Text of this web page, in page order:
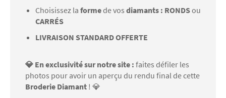
Choisissez la formede vos diamants : RONDSou
CARRÉS
LIVRAISON STANDARD OFFERTE
💎 En exclusivité sur notre site : faites défiler les
photos pour avoir un aperçu du rendu final de cette
Broderie Diamant ! 💎